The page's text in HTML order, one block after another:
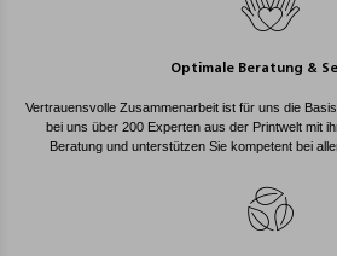
Optimale Beratung &
Vertrauensvolle Zusammenarbeit ist für uns die
bei uns über 200 Experten aus der Printwelt mit
Beratung und unterstützen Sie kompetent bei